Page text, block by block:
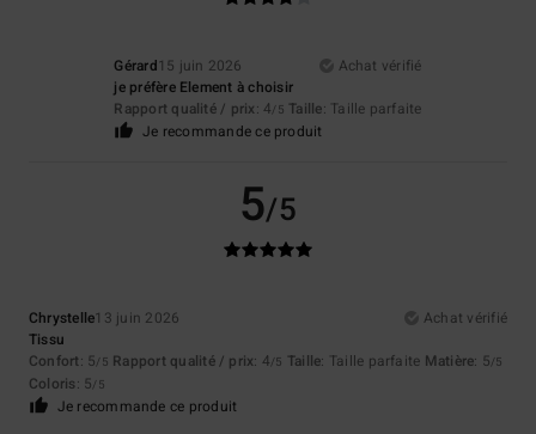
Gérard15 juin 2026
Achat vérifié
je préfère Element à choisir
Rapport qualité / prix: 4/5 Taille: Taille parfaite
Je recommande ce produit
5/5
Chrystelle13 juin 2026
Achat vérifié
Tissu
Confort: 5/5 Rapport qualité / prix: 4/5 Taille: Taille parfaite Matière: 5/5
Coloris: 5/5
Je recommande ce produit